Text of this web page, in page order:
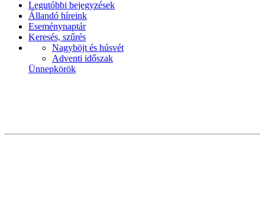
Legutóbbi bejegyzések
Állandó híreink
Eseménynaptár
Keresés, szűrés
Nagyböjt és húsvét
Adventi időszak
Ünnepkörök